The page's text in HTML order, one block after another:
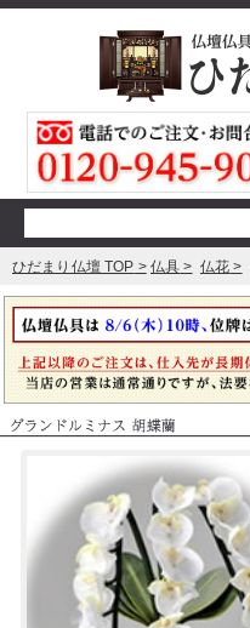
ひだまり仏壇 TOP 仏具 仏花